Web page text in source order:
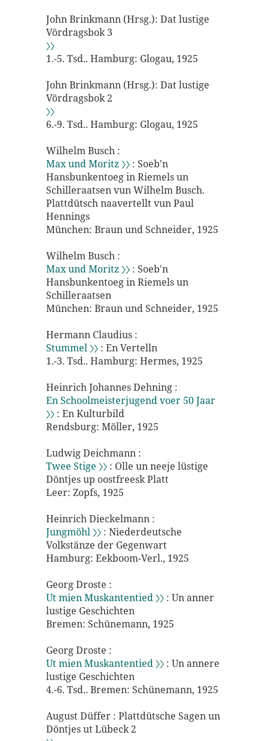
John Brinkmann (Hrsg.): Dat lustige
Vördragsbok 3
〉〉
1.-5. Tsd.. Hamburg: Glogau, 1925
John Brinkmann (Hrsg.): Dat lustige
Vördragsbok 2
〉〉
6.-9. Tsd.. Hamburg: Glogau, 1925
Wilhelm Busch :
Max und Moritz 〉〉 : Soeb'n
Hansbunkentoeg in Riemels un
Schilleraatsen vun Wilhelm Busch.
Plattdütsch naavertellt vun Paul
Hennings
München: Braun und Schneider, 1925
Wilhelm Busch :
Max und Moritz 〉〉 : Soeb'n
Hansbunkentoeg in Riemels un
Schilleraatsen
München: Braun und Schneider, 1925
Hermann Claudius :
Stummel 〉〉 : En Vertelln
1.-3. Tsd.. Hamburg: Hermes, 1925
Heinrich Johannes Dehning :
En Schoolmeisterjugend voer 50 Jaar
〉〉 : En Kulturbild
Rendsburg: Möller, 1925
Ludwig Deichmann :
Twee Stige 〉〉 : Olle un neeje lüstige
Döntjes up oostfreesk Platt
Leer: Zopfs, 1925
Heinrich Dieckelmann :
Jungmöhl 〉〉 : Niederdeutsche
Volkstänze der Gegenwart
Hamburg: Eekboom-Verl., 1925
Georg Droste :
Ut mien Muskantentied 〉〉 : Un anner
lustige Geschichten
Bremen: Schünemann, 1925
Georg Droste :
Ut mien Muskantentied 〉〉 : Un annere
lustige Geschichten
4.-6. Tsd.. Bremen: Schünemann, 1925
August Düffer : Plattdütsche Sagen un
Döntjes ut Lübeck 2